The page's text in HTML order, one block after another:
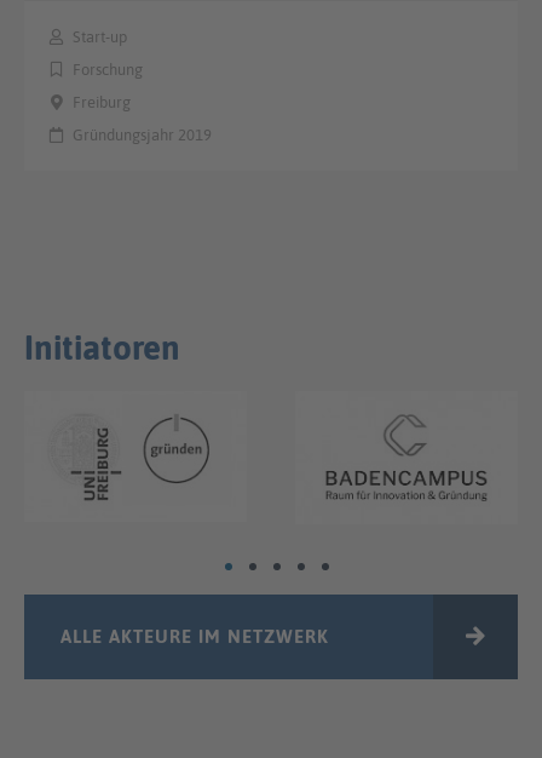
Start-up
Forschung
Freiburg
Gründungsjahr 2019
Initiatoren
ALLE AKTEURE IM NETZWERK